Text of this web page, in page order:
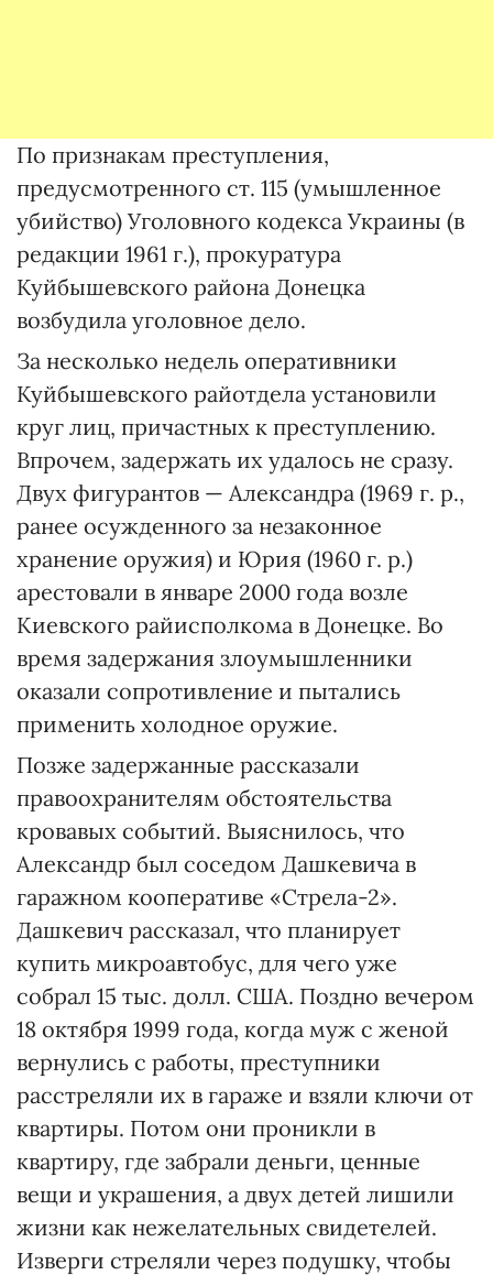
По признакам преступления,
предусмотренного ст. 115 (умышленное
убийство) Уголовного кодекса Украины (в
редакции 1961 г.), прокуратура
Куйбышевского района Донецка
возбудила уголовное дело.
За несколько недель оперативники
Куйбышевского райотдела установили
круг лиц, причастных к преступлению.
Впрочем, задержать их удалось не сразу.
Двух фигурантов — Александра (1969 г. р.,
ранее осужденного за незаконное
хранение оружия) и Юрия (1960 г. р.)
арестовали в январе 2000 года возле
Киевского райисполкома в Донецке. Во
время задержания злоумышленники
оказали сопротивление и пытались
применить холодное оружие.
Позже задержанные рассказали
правоохранителям обстоятельства
кровавых событий. Выяснилось, что
Александр был соседом Дашкевича в
гаражном кооперативе «Стрела-2».
Дашкевич рассказал, что планирует
купить микроавтобус, для чего уже
собрал 15 тыс. долл. США. Поздно вечером
18 октября 1999 года, когда муж с женой
вернулись с работы, преступники
расстреляли их в гараже и взяли ключи от
квартиры. Потом они проникли в
квартиру, где забрали деньги, ценные
вещи и украшения, а двух детей лишили
жизни как нежелательных свидетелей.
Изверги стреляли через подушку, чтобы